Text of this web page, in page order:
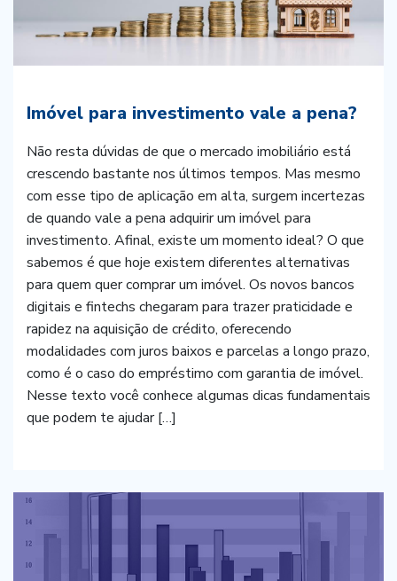
Imóvel para investimento vale a pena?
Não resta dúvidas de que o mercado imobiliário está
crescendo bastante nos últimos tempos. Mas mesmo
com esse tipo de aplicação em alta, surgem incertezas
de quando vale a pena adquirir um imóvel para
investimento. Afinal, existe um momento ideal? O que
sabemos é que hoje existem diferentes alternativas
para quem quer comprar um imóvel. Os novos bancos
digitais e fintechs chegaram para trazer praticidade e
rapidez na aquisição de crédito, oferecendo
modalidades com juros baixos e parcelas a longo prazo,
como é o caso do empréstimo com garantia de imóvel.
Nesse texto você conhece algumas dicas fundamentais
que podem te ajudar […]